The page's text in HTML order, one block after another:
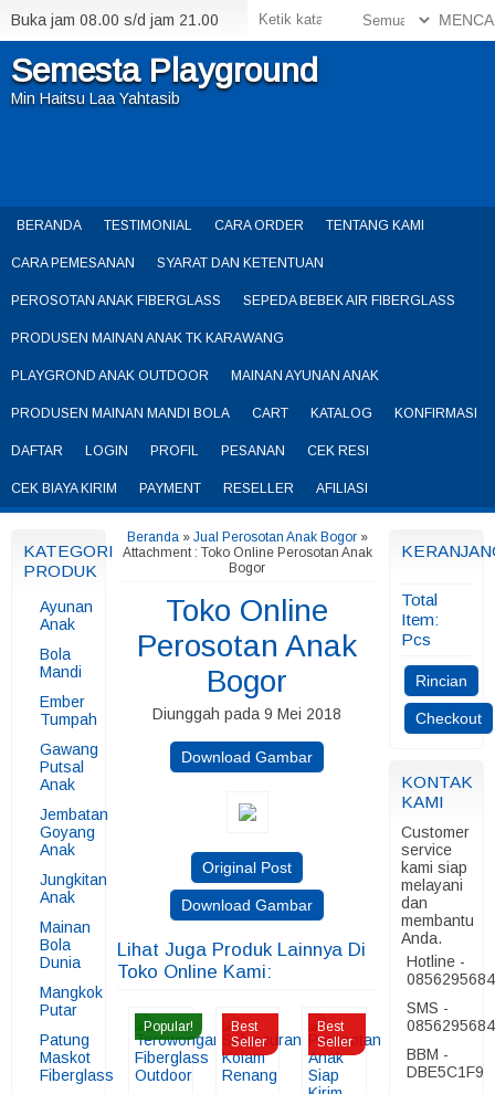
Buka jam 08.00 s/d jam 21.00
Semesta Playground
Min Haitsu Laa Yahtasib
BERANDA TESTIMONIAL CARA ORDER TENTANG KAMI
CARA PEMESANAN SYARAT DAN KETENTUAN
PEROSOTAN ANAK FIBERGLASS SEPEDA BEBEK AIR FIBERGLASS
PRODUSEN MAINAN ANAK TK KARAWANG
PLAYGROND ANAK OUTDOOR MAINAN AYUNAN ANAK
PRODUSEN MAINAN MANDI BOLA CART KATALOG KONFIRMASI
DAFTAR LOGIN PROFIL PESANAN CEK RESI
CEK BIAYA KIRIM PAYMENT RESELLER AFILIASI
KATEGORI
PRODUK
Ayunan
Anak
Bola
Mandi
Ember
Tumpah
Gawang
Putsal
Anak
Jembatan
Goyang
Anak
Jungkitan
Anak
Mainan
Bola
Dunia
Mangkok
Putar
Patung
Maskot
Fiberglass
Beranda» Jual Perosotan Anak Bogor»
Attachment : Toko Online Perosotan Anak
Bogor
Toko Online
Perosotan Anak
Bogor
Diunggah pada 9 Mei 2018
Download Gambar
Original Post
Download Gambar
Lihat Juga Produk Lainnya Di
Toko Online Kami:
Popular!
Best
Seller
Best
Seller
Total
Item:
Pcs
Rincian
Checkout
KONTAK
KAMI
Customer
service
kami siap
melayani
dan
membantu
Anda.
Hotline -
SMS -
BBM -
DBE5C1F9